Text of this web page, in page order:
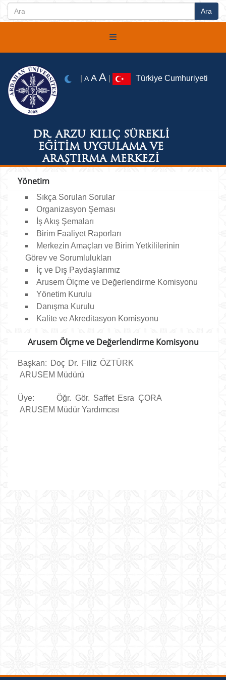
DR. ARZU KILIÇ SÜREKLİ
EĞİTİM UYGULAMA VE
ARAŞTIRMA MERKEZİ
A A A Türkiye Cumhuriyeti
Yönetim
Sıkça Sorulan Sorular
Organizasyon Şeması
İş Akış Şemaları
Birim Faaliyet Raporları
Merkezin Amaçları ve Birim Yetkililerinin
Görev ve Sorumlulukları
İç ve Dış Paydaşlarımız
Arusem Ölçme ve Değerlendirme Komisyonu
Yönetim Kurulu
Danışma Kurulu
Kalite ve Akreditasyon Komisyonu
Arusem Ölçme ve Değerlendirme Komisyonu
Başkan: Doç Dr. Filiz ÖZTÜRK
ARUSEM Müdürü
Üye: Öğr. Gör. Saffet Esra ÇORA
ARUSEM Müdür Yardımcısı